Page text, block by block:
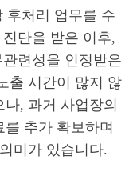
후처리 업무를 수
단을 받은 이후,
련성을 인정받은
출 시간이 많지 않
, 과거 사업장의
추가 확보하며
미가 있습니다.